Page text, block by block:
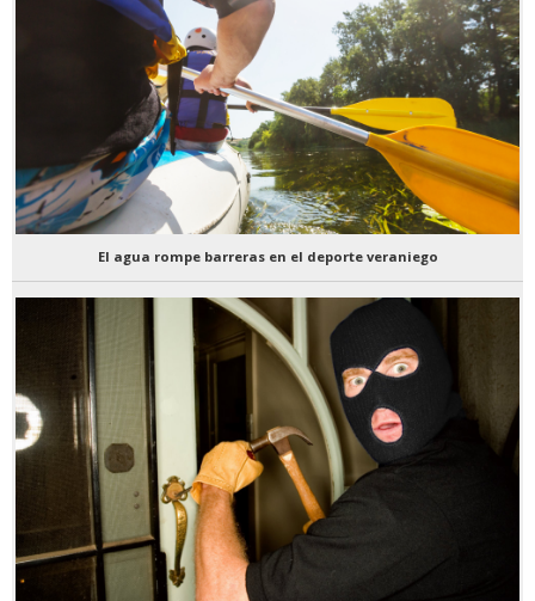
El agua rompe barreras en el deporte veraniego